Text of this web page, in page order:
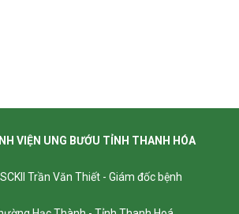
VIỆN UNG BƯỚU TỈNH THANH HÓA
Trần Văn Thiết - Giám đốc bệnh